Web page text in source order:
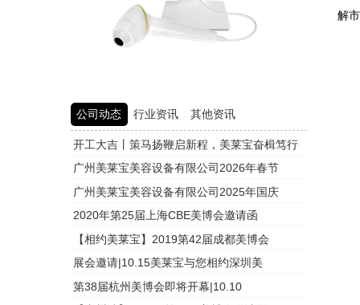
公司动态 行业资讯 其他资讯
开工大吉丨策马扬鞭启新程，美莱宝奋楫笃行
广州美莱宝美容设备有限公司2026年春节
广州美莱宝美容设备有限公司2025年国庆
2020年第25届上海CBE美博会邀请函
【相约美莱宝】2019第42届成都美博会
展会邀请|10.15美莱宝与您相约深圳美
第38届杭州美博会即将开幕|10.10
解